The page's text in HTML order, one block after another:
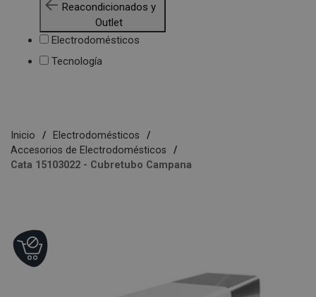
Reacondicionados y
Outlet
Electrodomésticos
Tecnología
Inicio
Electrodomésticos
Accesorios de Electrodomésticos
Cata 15103022 - Cubretubo Campana